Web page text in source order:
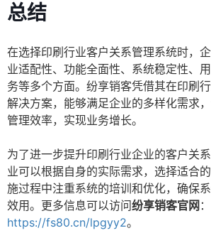
总结
在选择印刷行业客户关系管理系统时，
业适配性、功能全面性、系统稳定性、
务等多个方面。纷享销客凭借其在印刷
解决方案，能够满足企业的多样化需求
管理效率，实现业务增长。
为了进一步提升印刷行业企业的客户关
业可以根据自身的实际需求，选择适合
施过程中注重系统的培训和优化，确保
效用。更多信息可以访问纷享销客官网 ：
https://fs80.cn/lpgyy2。